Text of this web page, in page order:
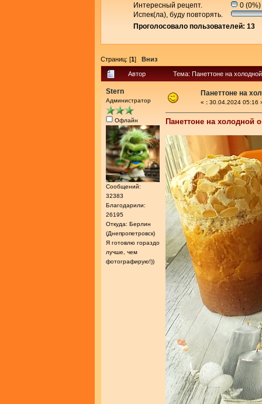
Интересный рецепт.
0 (0%)
Испек(ла), буду повторять.
Проголосовало пользователей: 13
Страниц: [1] Вниз
Автор Тема: Панеттоне на
Stern
Администратор
Офлайн
Сообщений:
32383
Благодарили:
26195
Откуда: Берлин
(Днепропетровск)
Я готовлю гораздо
лучше, чем
фотографирую!))
Панеттоне на
« : 30.04.2024 05:16
Панеттоне на холодной